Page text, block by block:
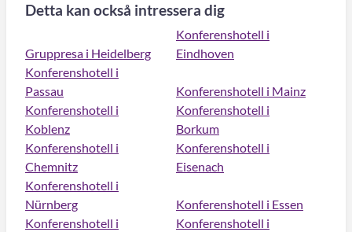
Detta kan också intressera dig
Gruppresa i Heidelberg
Konferenshotell i
Eindhoven
Konferenshotell i
Passau
Konferenshotell i Mainz
Konferenshotell i
Koblenz
Konferenshotell i
Borkum
Konferenshotell i
Chemnitz
Konferenshotell i
Eisenach
Konferenshotell i
Nürnberg
Konferenshotell i Essen
Konferenshotell i
Konferenshotell i